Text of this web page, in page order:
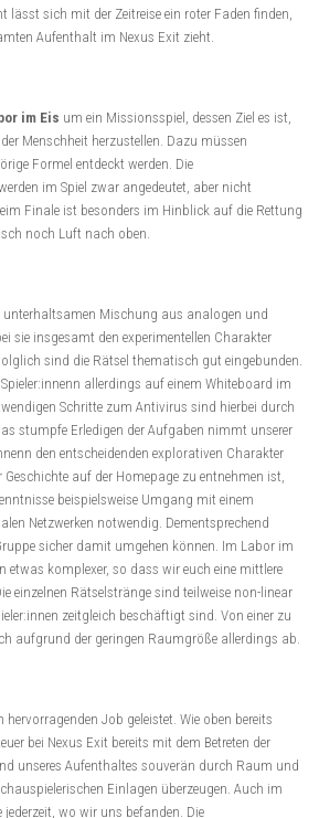
lässt sich mit der Zeitreise ein roter Faden finden,
Aufenthalt im Nexus Exit zieht.
im Eis um ein Missionsspiel, dessen Ziel es ist,
Menschheit herzustellen. Dazu müssen
Formel entdeckt werden. Die
im Spiel zwar angedeutet, aber nicht
Finale ist besonders im Hinblick auf die Rettung
noch Luft nach oben.
unterhaltsamen Mischung aus analogen und
sie insgesamt den experimentellen Charakter
sind die Rätsel thematisch gut eingebunden.
allerdings auf einem Whiteboard im
Schritte zum Antivirus sind hierbei durch
stumpfe Erledigen der Aufgaben nimmt unserer
den entscheidenden explorativen Charakter
Geschichte auf der Homepage zu entnehmen ist,
beispielsweise Umgang mit einem
Netzwerken notwendig. Dementsprechend
sicher damit umgehen können. Im Labor im
etwas komplexer, so dass wir euch eine mittlere
einzelnen Rätselstränge sind teilweise non-linear
zeitgleich beschäftigt sind. Von einer zu
aufgrund der geringen Raumgröße allerdings ab.
hervorragenden Job geleistet. Wie oben bereits
bei Nexus Exit bereits mit dem Betreten der
unseres Aufenthaltes souverän durch Raum und
Einlagen überzeugen. Auch im
jederzeit, wo wir uns befanden. Die